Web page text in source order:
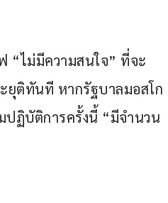
“ไม่มีความสนใจ” ที่จะ
ยุติทันที หากรัฐบาลมอสโก
ฏิบัติการครั้งนี้ “มีจำนวน